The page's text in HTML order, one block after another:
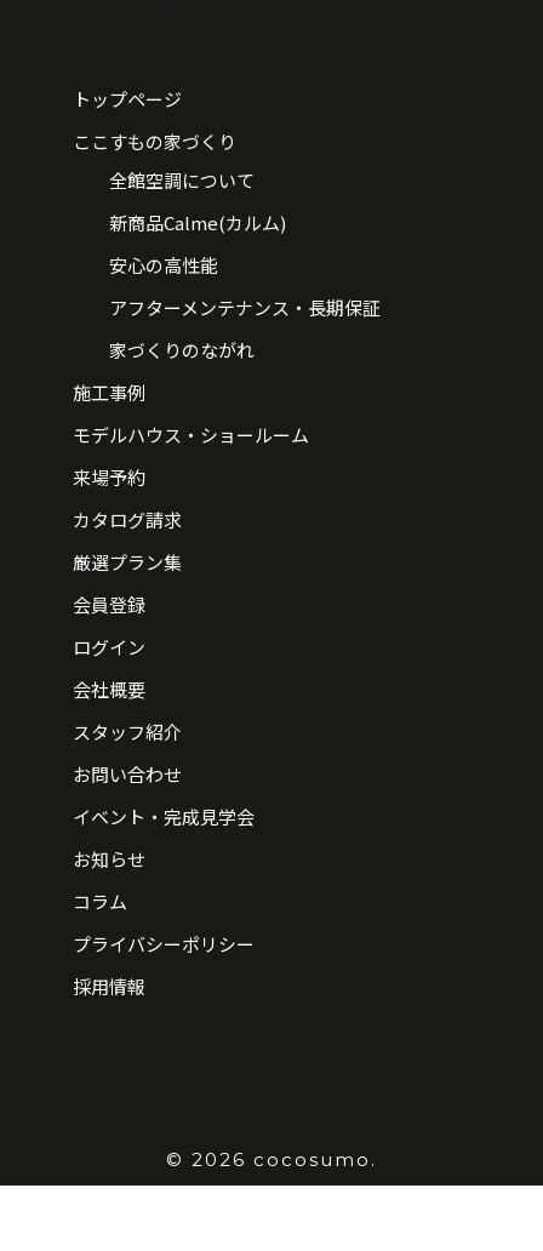
トップページ
ここすもの家づくり
全館空調について
新商品Calme(カルム)
安心の高性能
アフターメンテナンス・長期保証
家づくりのながれ
施工事例
モデルハウス・ショールーム
来場予約
カタログ請求
厳選プラン集
会員登録
ログイン
会社概要
スタッフ紹介
お問い合わせ
イベント・完成見学会
お知らせ
コラム
プライバシーポリシー
採用情報
© 2026 cocosumo.